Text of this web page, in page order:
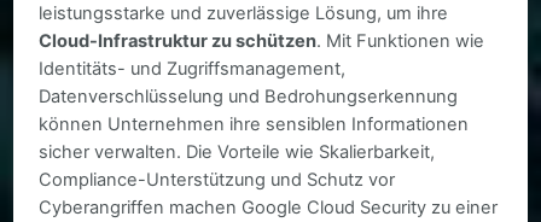
leistungsstarke und zuverlässige Lösung, um ihre
Cloud-Infrastruktur zu schützen. Mit Funktionen wie
Identitäts- und Zugriffsmanagement,
Datenverschlüsselung und Bedrohungserkennung
können Unternehmen ihre sensiblen Informationen
sicher verwalten. Die Vorteile wie Skalierbarkeit,
Compliance-Unterstützung und Schutz vor
Cyberangriffen machen Google Cloud Security zu einer